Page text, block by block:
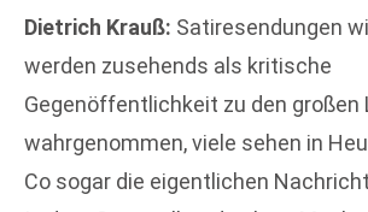
Dietrich Krauß: Satiresendungen
werden zusehends als kritische
Gegenöffentlichkeit zu den großen
wahrgenommen, viele sehen in
Co sogar die eigentlichen